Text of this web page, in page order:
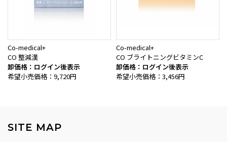
Co-medical+
CO 整減漢
卸価格：ログイン後表示
希望小売価格：9,720円
Co-medical+
CO ブライトニングビタミンC
卸価格：ログイン後表示
希望小売価格：3,456円
SITE MAP